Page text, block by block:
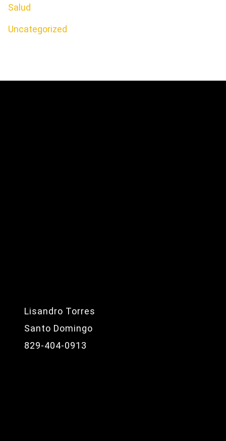
Salud
Uncategorized
Lisandro Torres
Santo Domingo
829-404-0913